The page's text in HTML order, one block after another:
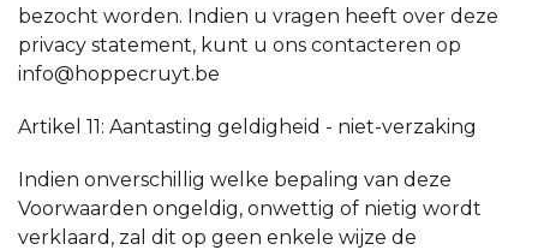
bezocht worden. Indien u vragen heeft over deze
privacy statement, kunt u ons contacteren op
info@hoppecruyt.be
Artikel 11: Aantasting geldigheid - niet-verzaking
Indien onverschillig welke bepaling van deze
Voorwaarden ongeldig, onwettig of nietig wordt
verklaard, zal dit op geen enkele wijze de